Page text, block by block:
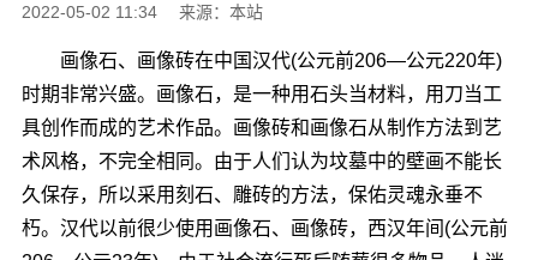
2022-05-02 11:34 来源：本站
画像石、画像砖在中国汉代(公元前206―公元220年)
时期非常兴盛。画像石，是一种用石头当材料，用刀当工
具创作而成的艺术作品。画像砖和画像石从制作方法到艺
术风格，不完全相同。由于人们认为坟墓中的壁画不能长
久保存，所以采用刻石、雕砖的方法，保佑灵魂永垂不
朽。汉代以前很少使用画像石、画像砖，西汉年间(公元前